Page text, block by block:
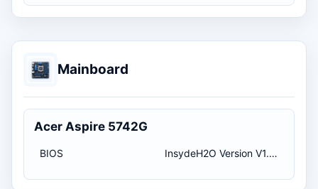
Mainboard
Acer Aspire 5742G
BIOS InsydeH2O Version V1.06 / 15.09.2010 02:00:00